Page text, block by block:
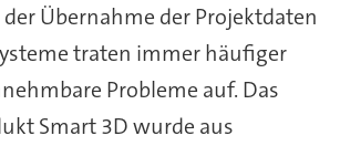
Übernahme der Projektdaten
traten immer häufiger
Probleme auf. Das
Smart 3D wurde aus